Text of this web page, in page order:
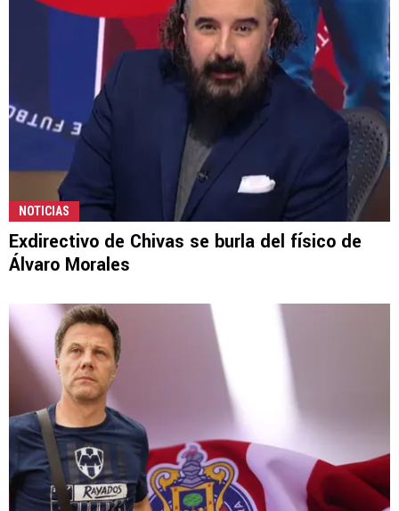
NOTICIAS
Exdirectivo de Chivas se burla del físico de
Álvaro Morales